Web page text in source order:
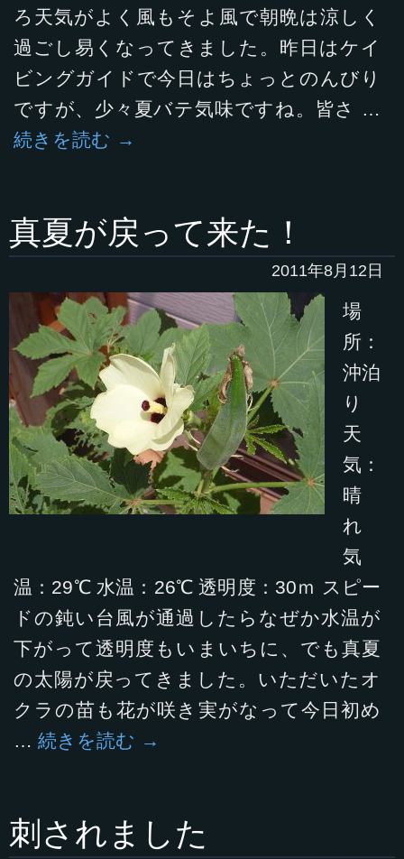
ろ天気がよく風もそよ風で朝晩は涼しく
過ごし易くなってきました。昨日はケイ
ビングガイドで今日はちょっとのんびり
ですが、少々夏バテ気味ですね。皆さ …
続きを読む →
真夏が戻って来た！
2011年8月12日
場
所：
沖泊
り
天
気：
晴
れ
気
温：29℃ 水温：26℃ 透明度：30ｍ スピー
ドの鈍い台風が通過したらなぜか水温が
下がって透明度もいまいちに、でも真夏
の太陽が戻ってきました。いただいたオ
クラの苗も花が咲き実がなって今日初め
… 続きを読む →
刺されました